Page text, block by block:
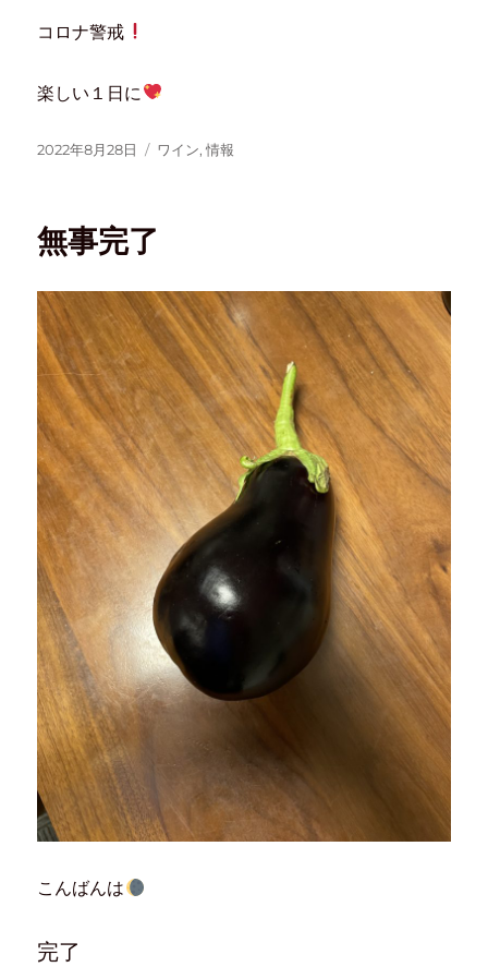
コロナ警戒
楽しい１日に
2022年8月28日 ワイン,情報
無事完了
こんばんは
完了